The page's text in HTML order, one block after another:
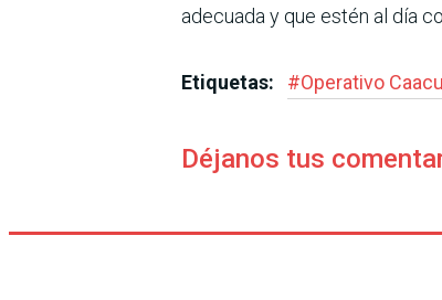
adecuada y que estén al día
Etiquetas: #Operativo
Déjanos tus